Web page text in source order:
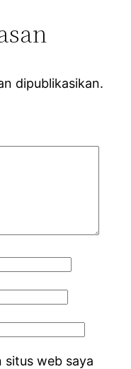
dipublikasikan.
situs web saya